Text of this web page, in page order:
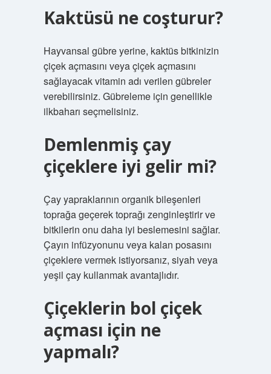
Kaktüsü ne coşturur?
Hayvansal gübre yerine, kaktüs bitkinizin
çiçek açmasını veya çiçek açmasını
sağlayacak vitamin adı verilen gübreler
verebilirsiniz. Gübreleme için genellikle
ilkbaharı seçmelisiniz.
Demlenmiş çay
çiçeklere iyi gelir mi?
Çay yapraklarının organik bileşenleri
toprağa geçerek toprağı zenginleştirir ve
bitkilerin onu daha iyi beslemesini sağlar.
Çayın infüzyonunu veya kalan posasını
çiçeklere vermek istiyorsanız, siyah veya
yeşil çay kullanmak avantajlıdır.
Çiçeklerin bol çiçek
açması için ne
yapmalı?